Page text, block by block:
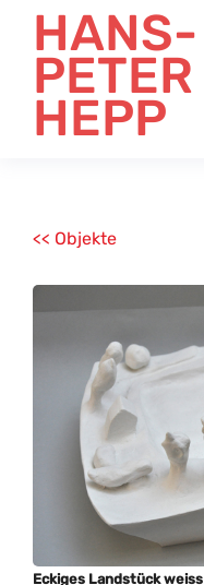
HANS-
PETER
HEPP
<< Objekte
Eckiges Landstück weiss